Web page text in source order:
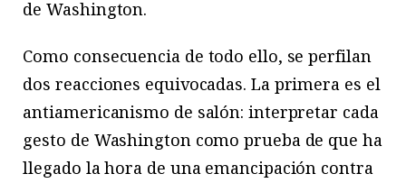
de Washington.
Como consecuencia de todo ello, se perfilan
dos reacciones equivocadas. La primera es el
antiamericanismo de salón: interpretar cada
gesto de Washington como prueba de que ha
llegado la hora de una emancipación contra